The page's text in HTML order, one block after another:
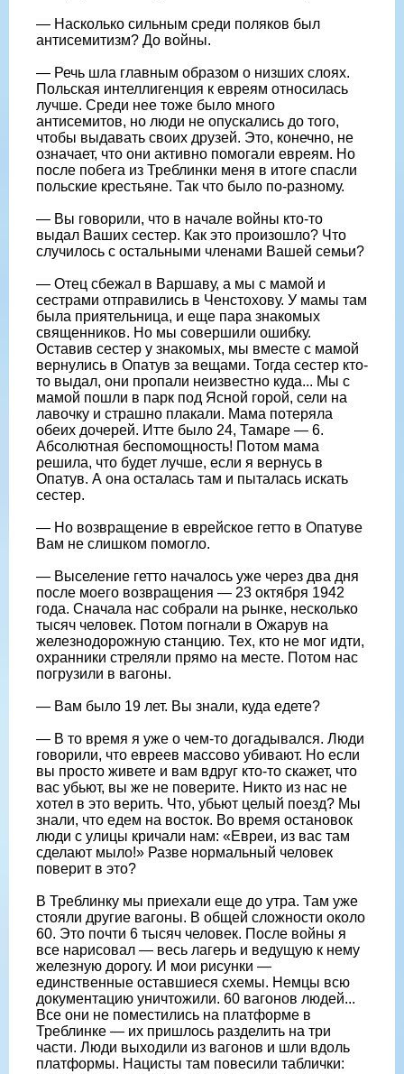
— Насколько сильным среди поляков был
антисемитизм? До войны.
— Речь шла главным образом о низших слоях.
Польская интеллигенция к евреям относилась
лучше. Среди нее тоже было много
антисемитов, но люди не опускались до того,
чтобы выдавать своих друзей. Это, конечно, не
означает, что они активно помогали евреям. Но
после побега из Треблинки меня в итоге спасли
польские крестьяне. Так что было по-разному.
— Вы говорили, что в начале войны кто-то
выдал Ваших сестер. Как это произошло? Что
случилось с остальными членами Вашей семьи?
— Отец сбежал в Варшаву, а мы с мамой и
сестрами отправились в Ченстохову. У мамы там
была приятельница, и еще пара знакомых
священников. Но мы совершили ошибку.
Оставив сестер у знакомых, мы вместе с мамой
вернулись в Опатув за вещами. Тогда сестер кто-
то выдал, они пропали неизвестно куда... Мы с
мамой пошли в парк под Ясной горой, сели на
лавочку и страшно плакали. Мама потеряла
обеих дочерей. Итте было 24, Тамаре — 6.
Абсолютная беспомощность! Потом мама
решила, что будет лучше, если я вернусь в
Опатув. А она осталась там и пыталась искать
сестер.
— Но возвращение в еврейское гетто в Опатуве
Вам не слишком помогло.
— Выселение гетто началось уже через два дня
после моего возвращения — 23 октября 1942
года. Сначала нас собрали на рынке, несколько
тысяч человек. Потом погнали в Ожарув на
железнодорожную станцию. Тех, кто не мог идти,
охранники стреляли прямо на месте. Потом нас
погрузили в вагоны.
— Вам было 19 лет. Вы знали, куда едете?
— В то время я уже о чем-то догадывался. Люди
говорили, что евреев массово убивают. Но если
вы просто живете и вам вдруг кто-то скажет, что
вас убьют, вы же не поверите. Никто из нас не
хотел в это верить. Что, убьют целый поезд? Мы
знали, что едем на восток. Во время остановок
люди с улицы кричали нам: «Евреи, из вас там
сделают мыло!» Разве нормальный человек
поверит в это?
В Треблинку мы приехали еще до утра. Там уже
стояли другие вагоны. В общей сложности около
60. Это почти 6 тысяч человек. После войны я
все нарисовал — весь лагерь и ведущую к нему
железную дорогу. И мои рисунки —
единственные оставшиеся схемы. Немцы всю
документацию уничтожили. 60 вагонов людей...
Все они не поместились на платформе в
Треблинке — их пришлось разделить на три
части. Люди выходили из вагонов и шли вдоль
платформы. Нацисты там повесили таблички: